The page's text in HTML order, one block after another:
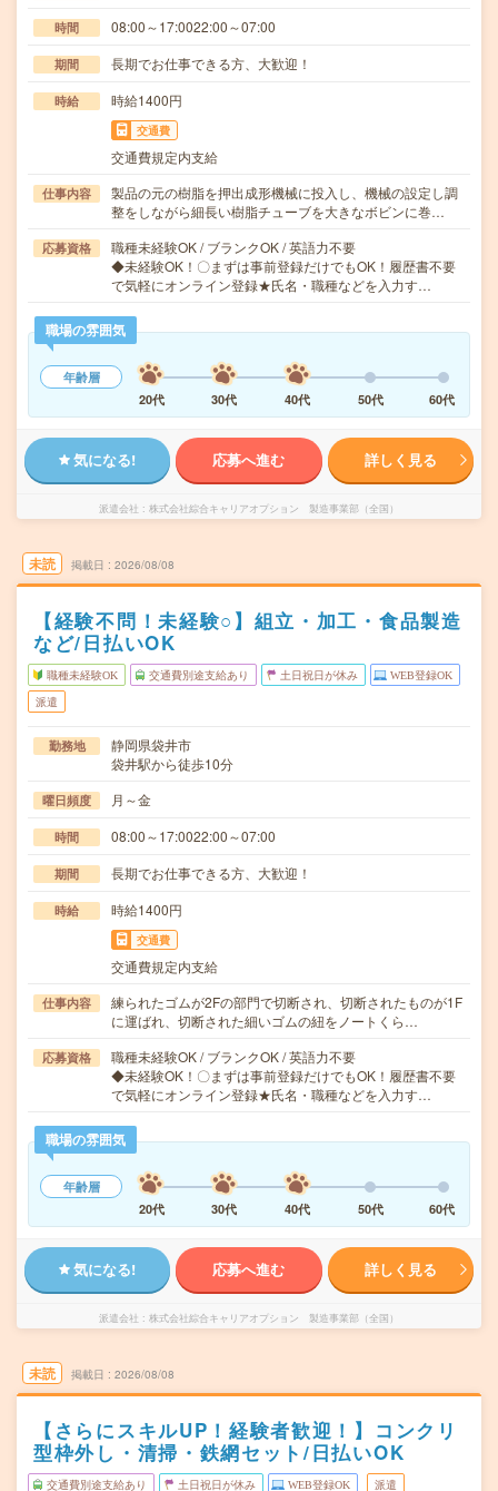
時間 08:00～17:0022:00～07:00
期間 長期でお仕事できる方、大歓迎！
時給 時給1400円
交通費
交通費規定内支給
仕事内容
製品の元の樹脂を押出成形機械に投入し、機械の設定し調
整をしながら細長い樹脂チューブを大きなボビンに巻…
応募資格
職種未経験OK / ブランクOK / 英語力不要
◆未経験OK！〇まずは事前登録だけでもOK！履歴書不要
で気軽にオンライン登録★氏名・職種などを入力す…
職場の雰囲気
年齢層
20代
30代 40代 50代 60代
気になる! 応募へ進む 詳しく見る
派遣会社 株式会社綜合キャリアオプション 製造事業部（全国）
未読 掲載日 2026/08/08
【経験不問！未経験○】組立・加工・食品製造
など/日払いOK
職種未経験OK 交通費別途支給あり 土日祝日が休み WEB登録OK
派遣
勤務地
静岡県袋井市
袋井駅から徒歩10分
曜日頻度 月～金
時間 08:00～17:0022:00～07:00
期間 長期でお仕事できる方、大歓迎！
時給 時給1400円
交通費
交通費規定内支給
仕事内容
練られたゴムが2Fの部門で切断され、切断されたものが1F
に運ばれ、切断された細いゴムの紐をノートくら…
応募資格
職種未経験OK / ブランクOK / 英語力不要
◆未経験OK！〇まずは事前登録だけでもOK！履歴書不要
で気軽にオンライン登録★氏名・職種などを入力す…
職場の雰囲気
年齢層
20代
30代 40代 50代 60代
気になる! 応募へ進む 詳しく見る
派遣会社 株式会社綜合キャリアオプション 製造事業部（全国）
未読 掲載日 2026/08/08
【さらにスキルUP！経験者歓迎！】コンクリ
型枠外し・清掃・鉄網セット/日払いOK
交通費別途支給あり 土日祝日が休み WEB登録OK 派遣